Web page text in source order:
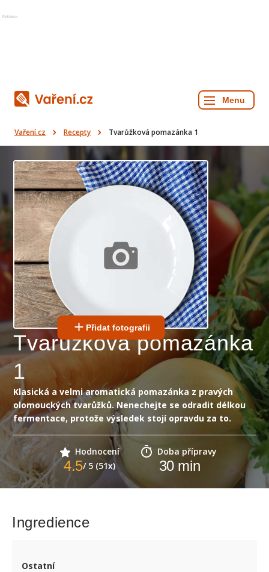
Reklama
Vaření.cz Recepty Tvarůžková pomazánka 1
Přidat fotografii
Tvarůžková pomazánka
1
Klasická a velmi aromatická pomazánka z pravých
olomouckých tvarůžků. Nenechejte se odradit délkou
fermentace, protože výsledek stojí opravdu za to.
Hodnocení
4.5/ 5 (51x)
Doba přípravy
30min
Ingredience
Ostatní